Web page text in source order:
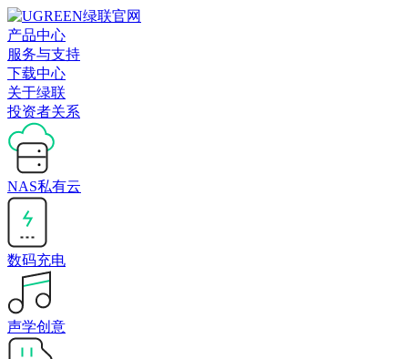
产品中心
服务与支持
下载中心
关于绿联
投资者关系
NAS私有云
数码充电
声学创意